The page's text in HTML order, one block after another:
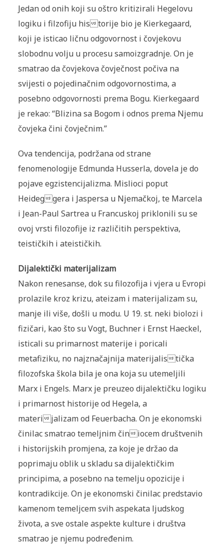
Jedan od onih koji su oštro kritizirali Hegelovu
logiku i filzofiju historije bio je Kierkegaard,
koji je isticao ličnu odgovornost i čovjekovu
slobodnu volju u procesu samoizgradnje. On je
smatrao da čovjekova čovječnost počiva na
svijesti o pojedinačnim odgovornostima, a
posebno odgovornosti prema Bogu. Kierkegaard
je rekao: “Blizina sa Bogom i odnos prema Njemu
čovjeka čini čovječnim.”
Ova tendencija, podržana od strane
fenomenologije Edmunda Husserla, dovela je do
pojave egzistencijalizma. Mislioci poput
Heideggera i Jaspersa u Njemačkoj, te Marcela
i Jean-Paul Sartrea u Francuskoj priklonili su se
ovoj vrsti filozofije iz različitih perspektiva,
teističkih i ateističkih.
Dijalektički materijalizam
Nakon renesanse, dok su filozofija i vjera u Evropi
prolazile kroz krizu, ateizam i materijalizam su,
manje ili više, došli u modu. U 19. st. neki biolozi i
fizičari, kao što su Vogt, Buchner i Ernst Haeckel,
isticali su primarnost materije i poricali
metafiziku, no najznačajnija materijalistička
filozofska škola bila je ona koja su utemeljili
Marx i Engels. Marx je preuzeo dijalektičku logiku
i primarnost historije od Hegela, a
materijalizam od Feuerbacha. On je ekonomski
činilac smatrao temeljnim činiocem društvenih
i historijskih promjena, za koje je držao da
poprimaju oblik u skladu sa dijalektičkim
principima, a posebno na temelju opozicije i
kontradikcije. On je ekonomski činilac predstavio
kamenom temeljcem svih aspekata ljudskog
života, a sve ostale aspekte kulture i društva
smatrao je njemu podređenim.